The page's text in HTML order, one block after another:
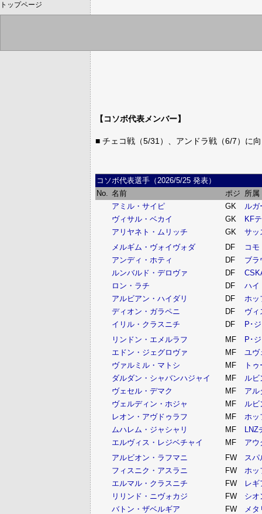
トップページ
【コソボ代表メンバー】
■ チェコ戦（5/31）、アンドラ戦（6/7）に
コソボ代表選手（2026/5/25 発表）
No.
名前 ポジ 所属
アミル・サイピ
GK
ルガ
ヴィサル・ベカイ
GK
KF
アリヤネト・ムリッチ
GK
サッ
メルギム・ヴォイヴォダ
DF コモ
アンディ・ホティ
DF
ブラ
ルンバルド・デロヴァ
DF
ロン・ラチ
DF
ハイ
アルビアン・ハイダリ
DF
ホッ
ディオン・ガラペニ
DF
ヴィ
イリル・クラスニチ
DF
P･
リンドン・エメルラフ
MF
P･
エドン・ジェグロヴァ
MF
ユヴ
ヴァルミル・マトシ
MF
ト
ダルダン・シャバンハジャイ
MF
ル
ヴェセル・デマク
MF
アル
ヴェルディン・ホジャ
MF
ル
レオン・アヴドゥラフ
MF
ホッ
ムハレム・ジャシャリ
MF
LNZ
エルヴィス・レジベチャイ
MF
アウ
アルビオン・ラフマニ
FW
ス
フィスニク・アスラニ
FW
ホッ
エルマル・クラスニチ
FW
レ
リリンド・ニヴォカジ
FW
シオ
バトン・ザベルギア
FW メ